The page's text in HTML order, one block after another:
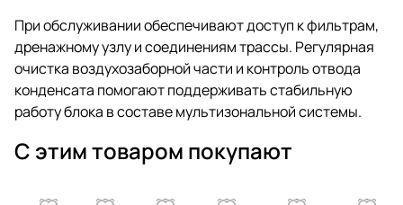
При обслуживании обеспечивают доступ к фильтрам,
дренажному узлу и соединениям трассы. Регулярная
очистка воздухозаборной части и контроль отвода
конденсата помогают поддерживать стабильную
работу блока в составе мультизональной системы.
С этим товаром покупают